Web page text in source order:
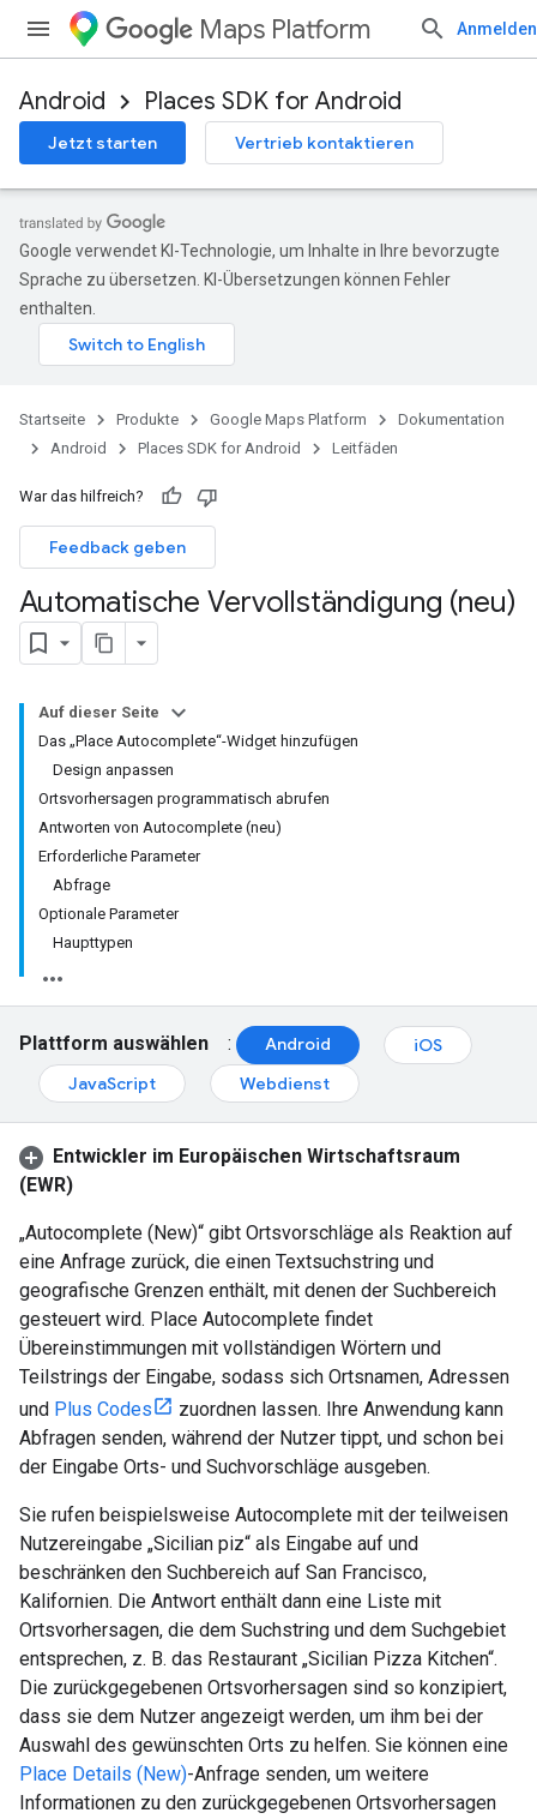
Maps Platform Anmelden
Android Places SDK for Android
Jetzt starten Vertrieb kontaktieren
Google verwendet KI-Technologie, um Inhalte in Ihre bevorzugte
Sprache zu übersetzen. KI-Übersetzungen können Fehler
enthalten.
Startseite Produkte Google Maps Platform
Dokumentation
Android
Places SDK for Android Leitfäden
War das hilfreich?
Feedback geben
Automatische Vervollständigung (neu)
Auf dieser Seite
Das „Place Autocomplete“-Widget hinzufügen
Design anpassen
Ortsvorhersagen programmatisch abrufen
Antworten von Autocomplete (neu)
Erforderliche Parameter
Abfrage
Optionale Parameter
Haupttypen
Plattform auswählen : Android
iOS
JavaScript
Webdienst
Entwickler im Europäischen Wirtschaftsraum
(EWR)
„Autocomplete (New)“ gibt Ortsvorschläge als Reaktion auf
eine Anfrage zurück, die einen Textsuchstring und
geografische Grenzen enthält, mit denen der Suchbereich
gesteuert wird. Place Autocomplete findet
Übereinstimmungen mit vollständigen Wörtern und
Teilstrings der Eingabe, sodass sich Ortsnamen, Adressen
und Plus Codes
zuordnen lassen. Ihre Anwendung kann
Abfragen senden, während der Nutzer tippt, und schon bei
der Eingabe Orts- und Suchvorschläge ausgeben.
Sie rufen beispielsweise Autocomplete mit der teilweisen
Nutzereingabe „Sicilian piz“ als Eingabe auf und
beschränken den Suchbereich auf San Francisco,
Kalifornien. Die Antwort enthält dann eine Liste mit
Ortsvorhersagen, die dem Suchstring und dem Suchgebiet
entsprechen, z. B. das Restaurant „Sicilian Pizza Kitchen“.
Die zurückgegebenen Ortsvorhersagen sind so konzipiert,
dass sie dem Nutzer angezeigt werden, um ihm bei der
Auswahl des gewünschten Orts zu helfen. Sie können eine
Place Details (New)-Anfrage senden, um weitere
Informationen zu den zurückgegebenen Ortsvorhersagen